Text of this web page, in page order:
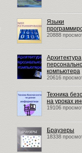
Языки
20888
Архитектура
компьютера
20616
Техника
на уроках
19106
Браузеры
18338